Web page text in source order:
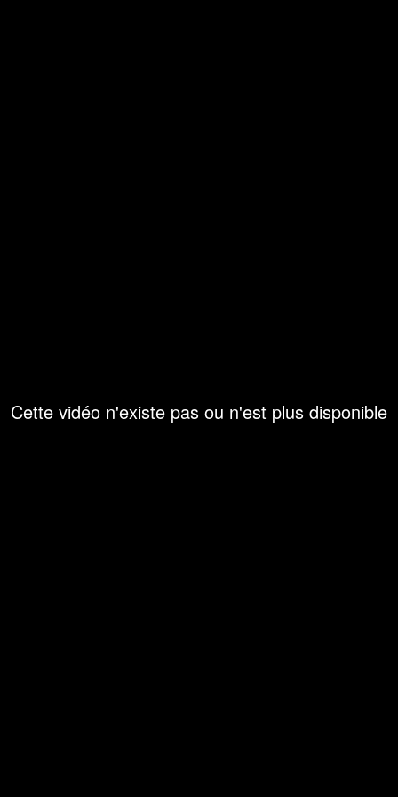
Cette vidéo n'existe pas ou n'est plus disponible